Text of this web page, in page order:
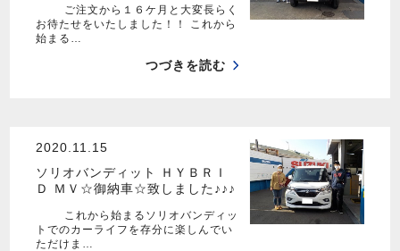
ご注文から１６ケ月と大変長らく
お待たせをいたしました！！ これから
始まる…
つづきを読む
2020.11.15
ソリオバンディット ＨＹＢＲＩ
Ｄ ＭＶ☆御納車☆致しました♪♪♪
これから始まるソリオバンディッ
トでのカーライフを存分に楽しんでい
ただけま…